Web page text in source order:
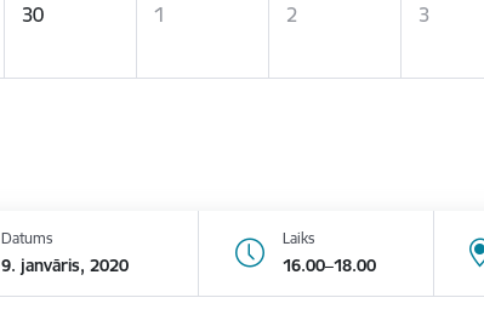
30 1 2 3
Datums
9. janvāris, 2020
Laiks
16.00–18.00